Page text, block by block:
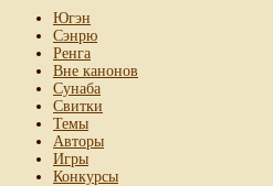
Югэн
Сэнрю
Ренга
Вне канонов
Сунаба
Свитки
Темы
Авторы
Игры
Конкурсы